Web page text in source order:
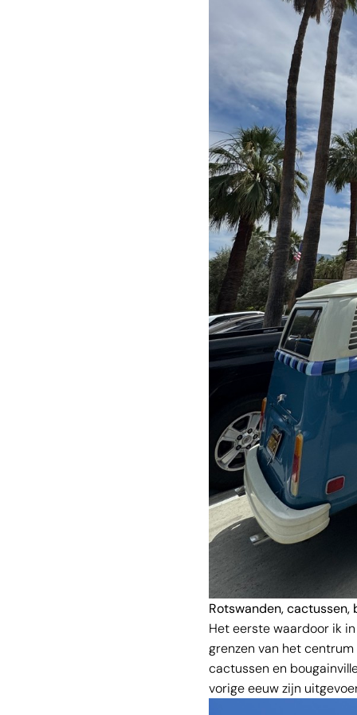
Rotswanden, cactussen,
Het eerste waardoor ik
grenzen van het
cactussen en
vorige eeuw zijn